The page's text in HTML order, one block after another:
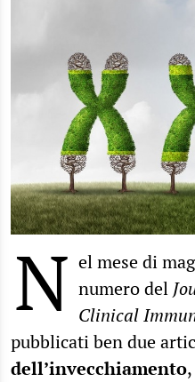
N el mese di
numero del
Clinical
pubblicati ben due
dell’invecchiamento